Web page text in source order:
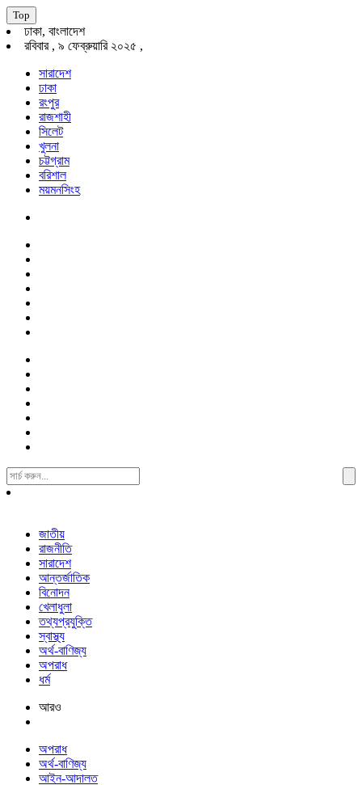
Top
ঢাকা, বাংলাদেশ
রবিবার , ৯ ফেব্রুয়ারি ২০২৫ ,
সারাদেশ
ঢাকা
রংপুর
রাজশাহী
সিলেট
খুলনা
চট্টগ্রাম
বরিশাল
ময়মনসিংহ
Search
For:
জাতীয়
রাজনীতি
সারাদেশ
আন্তর্জাতিক
বিনোদন
খেলাধুলা
তথ্যপ্রযুক্তি
স্বাস্থ্য
অর্থ-বাণিজ্য
অপরাধ
ধর্ম
আরও
অপরাধ
অর্থ-বাণিজ্য
আইন-আদালত